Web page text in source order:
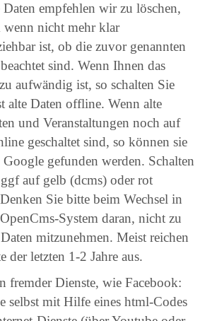
empfehlen wir zu löschen,
wenn nicht mehr klar
ist, ob die zuvor genannten
sind. Wenn Ihnen das
aufwändig ist, so schalten Sie
alte Daten offline. Wenn alte
und Veranstaltungen noch auf
geschaltet sind, so können sie
gefunden werden. Schalten
ggf auf gelb (dcms) oder rot
Sie bitte beim Wechsel in
System daran, nicht zu
mitzunehmen. Meist reichen
der letzten 1-2 Jahre aus.
fremder Dienste, wie Facebook:
selbst mit Hilfe eines html-Codes